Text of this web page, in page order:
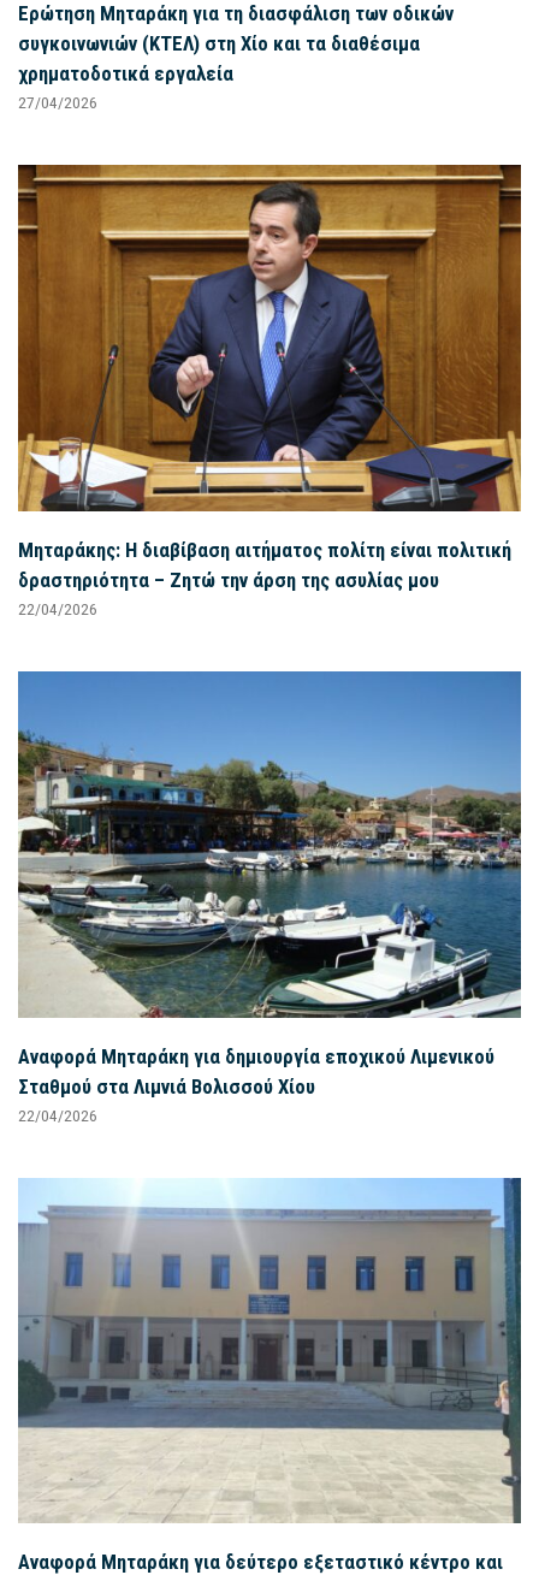
Ερώτηση Μηταράκη για τη διασφάλιση των οδικών
συγκοινωνιών (ΚΤΕΛ) στη Χίο και τα διαθέσιμα
χρηματοδοτικά εργαλεία
27/04/2026
Μηταράκης: Η διαβίβαση αιτήματος πολίτη είναι πολιτική
δραστηριότητα – Ζητώ την άρση της ασυλίας μου
22/04/2026
Αναφορά Μηταράκη για δημιουργία εποχικού Λιμενικού
Σταθμού στα Λιμνιά Βολισσού Χίου
22/04/2026
Αναφορά Μηταράκη για δεύτερο εξεταστικό κέντρο και